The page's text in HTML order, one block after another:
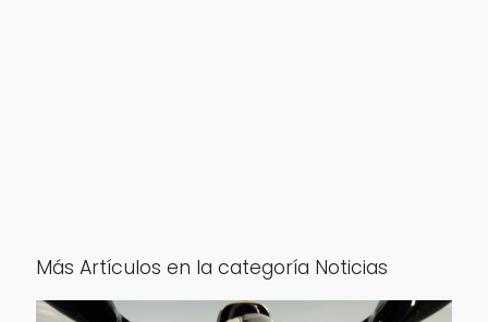
Más Artículos en la categoría Noticias